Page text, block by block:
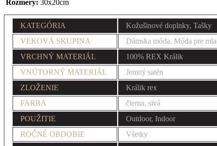
Rozmery: 30x20cm
KATEGÓRIA
Kožušinové doplnky, Tašky
VEKOVÁ SKUPINA
Dámska móda, Móda pre
VRCHNÝ MATERIÁL
100% REX Králik
VNÚTORNÝ MATERIÁL
Jemný satén
ZLOŽENIE
Králik rex
FARBA
čierna, sivá
POUŽITIE
Outdoor, Indoor
ROČNÉ OBDOBIE
Všetky